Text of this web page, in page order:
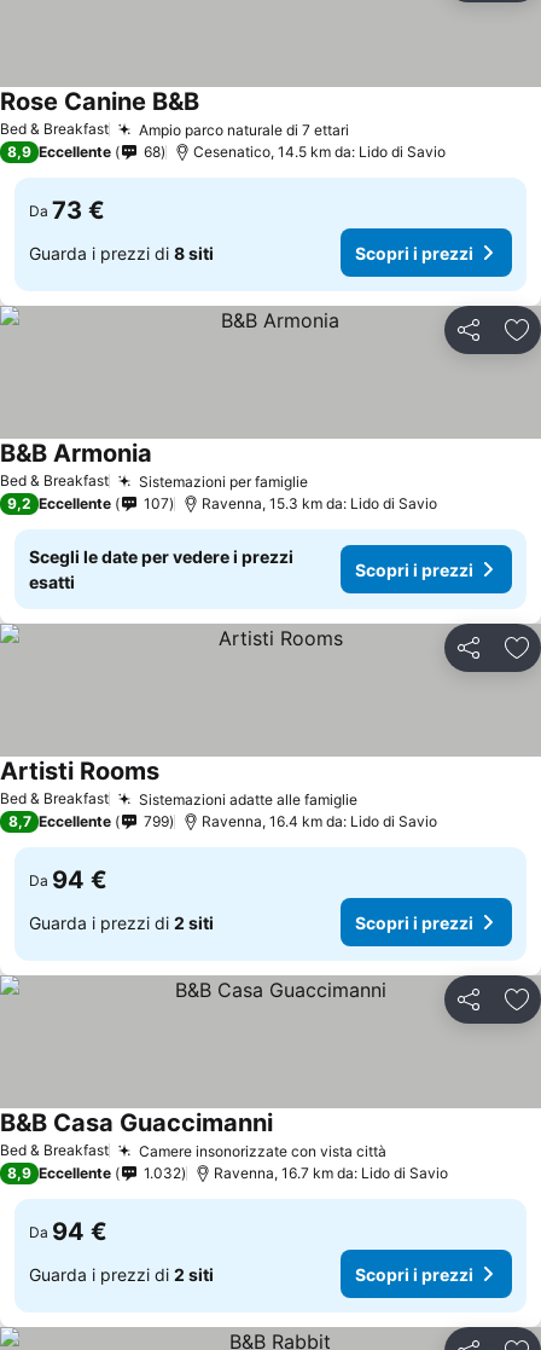
Bed & Breakfast Ampio parco naturale di 7 ettari
Rose Canine B&BScopri i prezzi
8,9 Eccellente 68 Cesenatico, 14.5 km da: Lido di Savio
Da 73 €
Guarda i prezzi di 8 siti Scopri i prezzi
Condividi
Bed & Breakfast Sistemazioni per famiglieScopri i prezzi
B&B Armonia
9,2 Eccellente 107 Ravenna, 15.3 km da: Lido di Savio
Scegli le date per vedere i prezzi
esatti
Scopri i prezzi
Condividi
Bed & Breakfast Sistemazioni adatte alle famiglieScopri i prezzi
Artisti RoomsScopri i prezzi
8,7 Eccellente 799 Ravenna, 16.4 km da: Lido di Savio
Da 94 €
Guarda i prezzi di 2 siti Scopri i prezzi
Condividi
Bed & Breakfast Camere insonorizzate con vista città
B&B Casa GuaccimanniScopri i prezzi
8,9 Eccellente 1.032 Ravenna, 16.7 km da: Lido di Savio
Da 94 €
Guarda i prezzi di 2 siti Scopri i prezzi